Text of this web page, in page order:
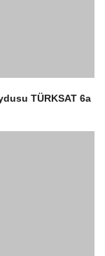
TÜRKSAT 6a